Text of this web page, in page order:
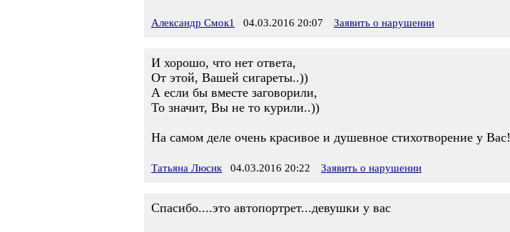
Александр Смок1 04.03.2016 20:07 Заявить о нарушении
И хорошо, что нет ответа,
От этой, Вашей сигареты..))
А если бы вместе заговорили,
То значит, Вы не то курили..))
На самом деле очень красивое и душевное стихотворение у Вас!
Татьяна Люсик 04.03.2016 20:22 Заявить о нарушении
Спасибо....это автопортрет...девушки у вас